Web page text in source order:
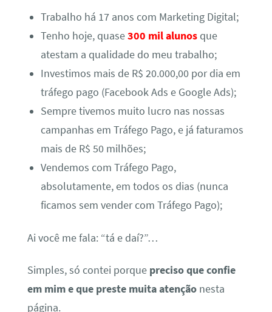
Trabalho há 17 anos com Marketing Digital;
Tenho hoje, quase300 mil alunos que
atestam a qualidade do meu trabalho;
Investimos mais de R$ 20.000,00 por dia em
tráfego pago (Facebook Ads e Google Ads);
Sempre tivemos muito lucro nas nossas
campanhas em Tráfego Pago, e já faturamos
mais de R$ 50 milhões;
Vendemos com Tráfego Pago,
absolutamente, em todos os dias (nunca
ficamos sem vender com Tráfego Pago);
Ai você me fala: “tá e daí?”…
Simples, só contei porque preciso que confie
em mim e que preste muita atençãonesta
página.